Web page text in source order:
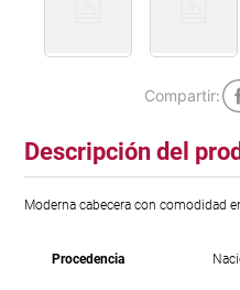
Descripción del
Moderna cabecera con comodidad
Procedencia